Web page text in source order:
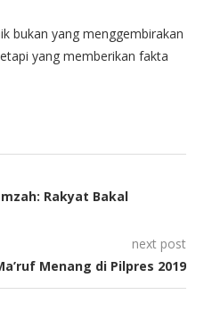
bukan yang menggembirakan
yang memberikan fakta
Rakyat Bakal
next post
Menang di Pilpres 2019